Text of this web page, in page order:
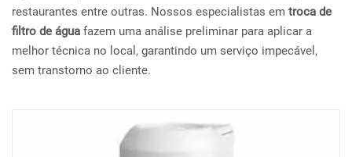
restaurantes entre outras. Nossos especialistas em troca de
filtro de água fazem uma análise preliminar para aplicar a
melhor técnica no local, garantindo um serviço impecável,
sem transtorno ao cliente.